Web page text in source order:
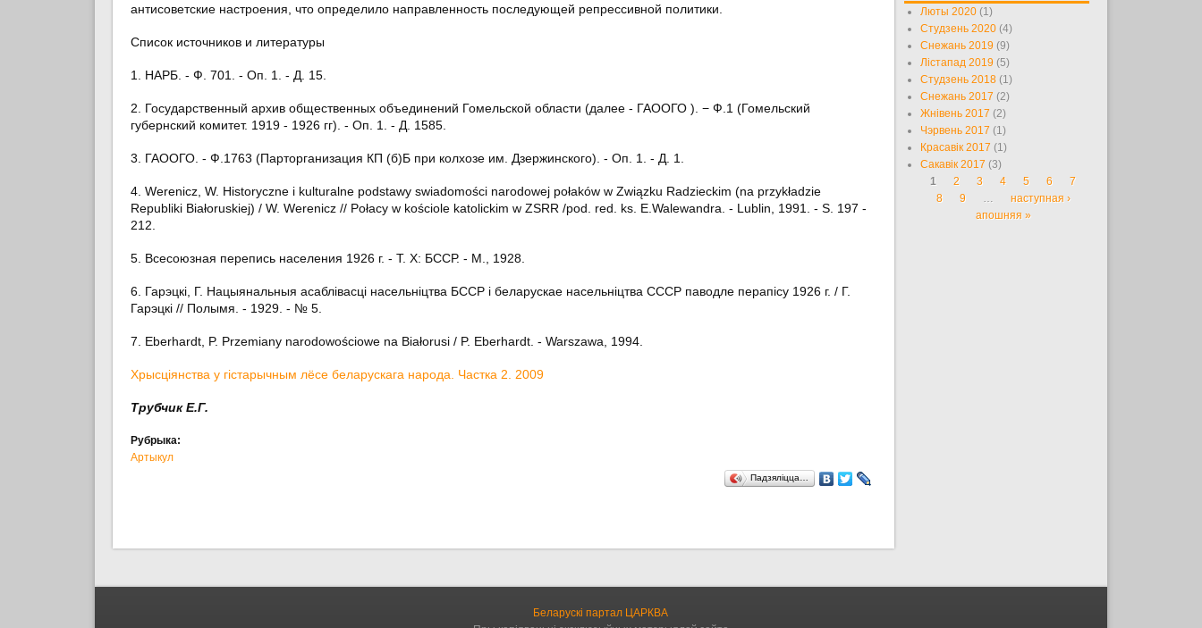
антисоветские настроения, что определило направленность последующей репрессивной политики.
Список источников и литературы
1. НАРБ. - Ф. 701. - Оп. 1. - Д. 15.
2. Государственный архив общественных объединений Гомельской области (далее - ГАООГО ). − Ф.1 (Гомельский
губернский комитет. 1919 - 1926 гг). - Оп. 1. - Д. 1585.
3. ГАООГО. - Ф.1763 (Парторганизация КП (б)Б при колхозе им. Дзержинского). - Оп. 1. - Д. 1.
4. Werenicz, W. Historyczne i kulturalne podstawy swiadomości narodowej połaków w Związku Radzieckim (na przykładzie
Republiki Białoruskiej) / W. Werenicz // Połacy w kościole katolickim w ZSRR /pod. red. ks. E.Walewandra. - Lublin, 1991. - S. 197 -
212.
5. Всесоюзная перепись населения 1926 г. - Т. Х: БССР. - М., 1928.
6. Гарэцкi, Г. Нацыянальныя асаблiвасцi насельнiцтва БССР i беларускае насельнiцтва СССР паводле перапiсу 1926 г. / Г.
Гарэцкi // Полымя. - 1929. - № 5.
7. Eberhardt, P. Przemiany narodowościowe na Białorusi / P. Eberhardt. - Warszawa, 1994.
Хрысціянства у гістарычным лёсе беларускага народа. Частка 2. 2009
Трубчик Е.Г.
Рубрыка:
Артыкул
Падзяліцца…
Люты 2020 (1)
Студзень 2020 (4)
Снежань 2019 (9)
Лістапад 2019 (5)
Студзень 2018 (1)
Снежань 2017 (2)
Жнівень 2017 (2)
Чэрвень 2017 (1)
Красавік 2017 (1)
Сакавік 2017 (3)
Старонкі
1 2 3 4 5 6
7
8
9 …
наступная ›
апошняя »
Беларускі партал ЦАРКВА